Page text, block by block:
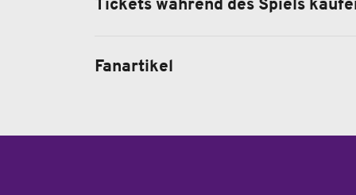
Tickets während des Spiels
Fanartikel